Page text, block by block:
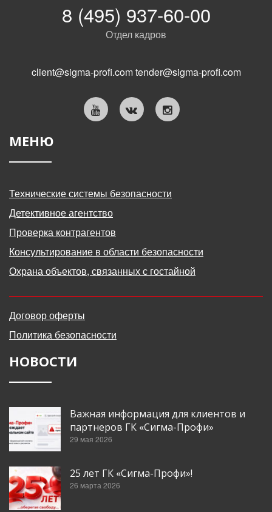
8 (495) 937-60-00
Отдел кадров
client@sigma-profi.comtender@sigma-profi.com
МЕНЮ
Технические системы безопасности
Детективное агентство
Проверка контрагентов
Консультирование в области безопасности
Охрана объектов, связанных с гостайной
Договор оферты
Политика безопасности
НОВОСТИ
Важная информация для клиентов и
партнеров ГК «Сигма-Профи»
29 мая 2026
25 лет ГК «Сигма-Профи»!
26 марта 2026